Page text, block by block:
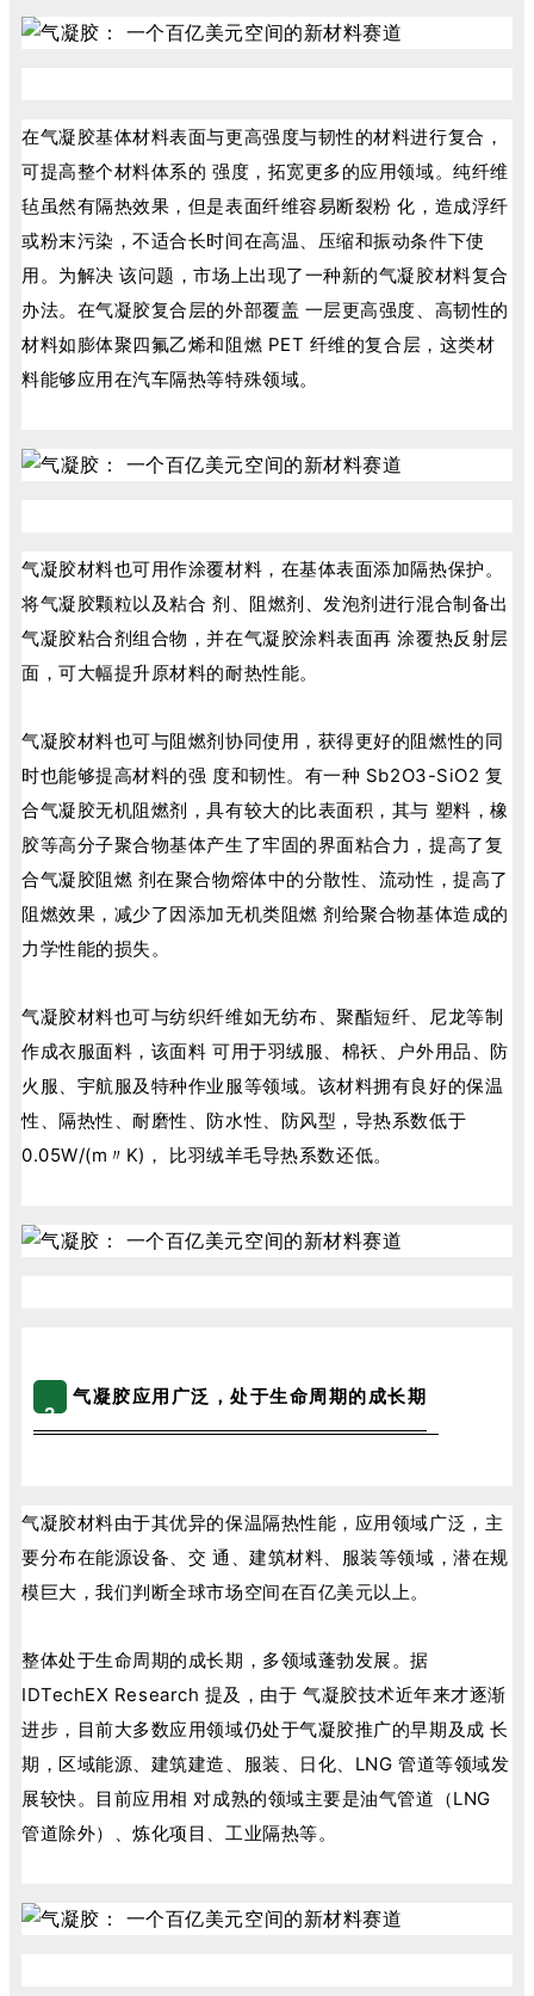
在气凝胶基体材料表面与更高强度与韧性的材料进行复合，
可提高整个材料体系的 强度，拓宽更多的应用领域。纯纤维
毡虽然有隔热效果，但是表面纤维容易断裂粉 化，造成浮纤
或粉末污染，不适合长时间在高温、压缩和振动条件下使
用。为解决 该问题，市场上出现了一种新的气凝胶材料复合
办法。在气凝胶复合层的外部覆盖 一层更高强度、高韧性的
材料如膨体聚四氟乙烯和阻燃 PET 纤维的复合层，这类材
料能够应用在汽车隔热等特殊领域。
气凝胶材料也可用作涂覆材料，在基体表面添加隔热保护。
将气凝胶颗粒以及粘合 剂、阻燃剂、发泡剂进行混合制备出
气凝胶粘合剂组合物，并在气凝胶涂料表面再 涂覆热反射层
面，可大幅提升原材料的耐热性能。
气凝胶材料也可与阻燃剂协同使用，获得更好的阻燃性的同
时也能够提高材料的强 度和韧性。有一种 Sb2O3-SiO2 复
合气凝胶无机阻燃剂，具有较大的比表面积，其与 塑料，橡
胶等高分子聚合物基体产生了牢固的界面粘合力，提高了复
合气凝胶阻燃 剂在聚合物熔体中的分散性、流动性，提高了
阻燃效果，减少了因添加无机类阻燃 剂给聚合物基体造成的
力学性能的损失。
气凝胶材料也可与纺织纤维如无纺布、聚酯短纤、尼龙等制
作成衣服面料，该面料 可用于羽绒服、棉袄、户外用品、防
火服、宇航服及特种作业服等领域。该材料拥有良好的保温
性、隔热性、耐磨性、防水性、防风型，导热系数低于
0.05W/(m〃K)， 比羽绒羊毛导热系数还低。
2
气凝胶应用广泛，处于生命周期的成长期
气凝胶材料由于其优异的保温隔热性能，应用领域广泛，主
要分布在能源设备、交 通、建筑材料、服装等领域，潜在规
模巨大，我们判断全球市场空间在百亿美元以上。
整体处于生命周期的成长期，多领域蓬勃发展。据
IDTechEX Research 提及，由于 气凝胶技术近年来才逐渐
进步，目前大多数应用领域仍处于气凝胶推广的早期及成 长
期，区域能源、建筑建造、服装、日化、LNG 管道等领域发
展较快。目前应用相 对成熟的领域主要是油气管道（LNG
管道除外）、炼化项目、工业隔热等。